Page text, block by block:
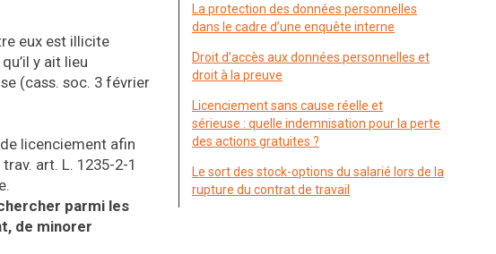
eux est illicite
y ait lieu
(cass. soc. 3 février
licenciement afin
art. L. 1235-2-1
parmi les
de minorer
La protection des données personnelles
dans le cadre d’une enquête interne
Droit d’accès aux données personnelles et
droit à la preuve
Licenciement sans cause réelle et
sérieuse : quelle indemnisation pour la perte
des actions gratuites ?
Le sort des stock-options du salarié lors de la
rupture du contrat de travail